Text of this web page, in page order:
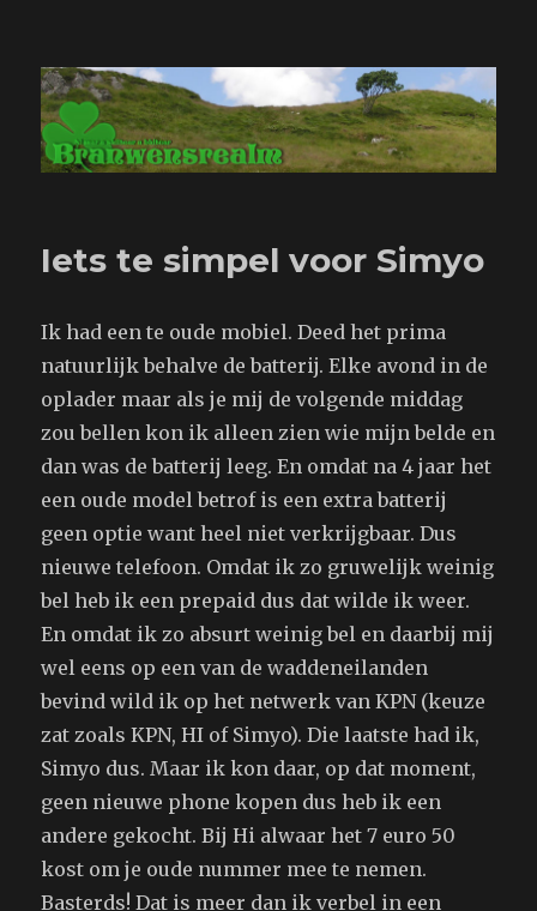
Branwensrealm.com
Iets te simpel voor Simyo
Ik had een te oude mobiel. Deed het prima
natuurlijk behalve de batterij. Elke avond in de
oplader maar als je mij de volgende middag
zou bellen kon ik alleen zien wie mijn belde en
dan was de batterij leeg. En omdat na 4 jaar het
een oude model betrof is een extra batterij
geen optie want heel niet verkrijgbaar. Dus
nieuwe telefoon. Omdat ik zo gruwelijk weinig
bel heb ik een prepaid dus dat wilde ik weer.
En omdat ik zo absurt weinig bel en daarbij mij
wel eens op een van de waddeneilanden
bevind wild ik op het netwerk van KPN (keuze
zat zoals KPN, HI of Simyo). Die laatste had ik,
Simyo dus. Maar ik kon daar, op dat moment,
geen nieuwe phone kopen dus heb ik een
andere gekocht. Bij Hi alwaar het 7 euro 50
kost om je oude nummer mee te nemen.
Basterds! Dat is meer dan ik verbel in een